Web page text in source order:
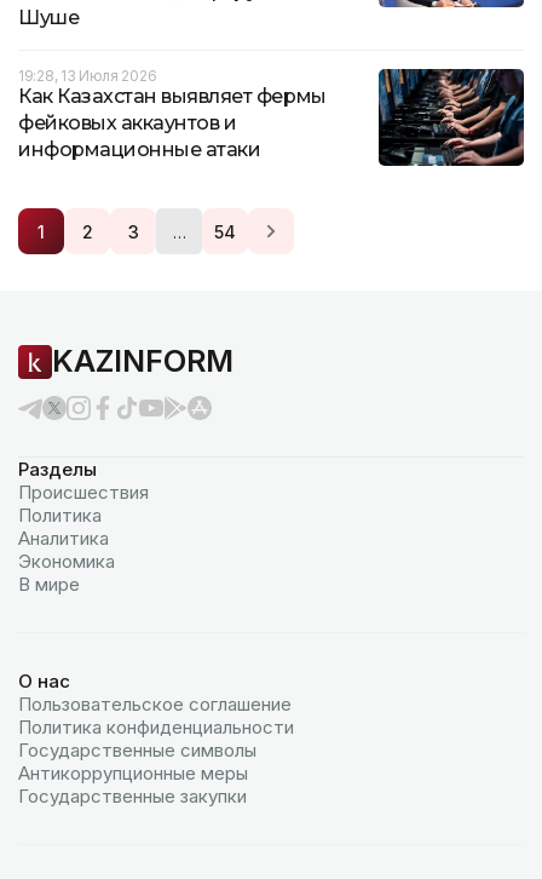
Шуше
19:28, 13 Июля 2026
Как Казахстан выявляет фермы
фейковых аккаунтов и
информационные атаки
1 2 3 … 54
KAZINFORM
Разделы
Происшествия
Политика
Аналитика
Экономика
В мире
О нас
Пользовательское соглашение
Политика конфиденциальности
Государственные символы
Антикоррупционные меры
Государственные закупки